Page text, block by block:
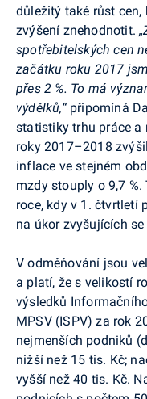
důležitý také růst
zvýšení znehodnotit.
spotřebitelských cen
začátku roku 2017
přes 2 %. To má
výdělků,“připomíná
statistiky trhu práce a
roky 2017–2018
inflace ve stejném
mzdy stouply o 9,7
roce, kdy v 1. čtvrtletí
na úkor zvyšujících se
V odměňování jsou
a platí, že s velikostí
výsledků
MPSV (ISPV) za rok
nejmenších podniků
nižší než 15 tis. Kč;
vyšší než 40 tis. Kč.